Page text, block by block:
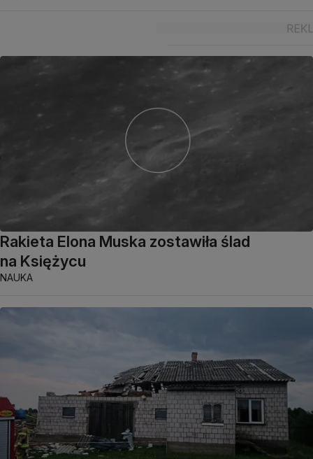
Rakieta Elona Muska zostawiła ślad
na Księżycu
NAUKA